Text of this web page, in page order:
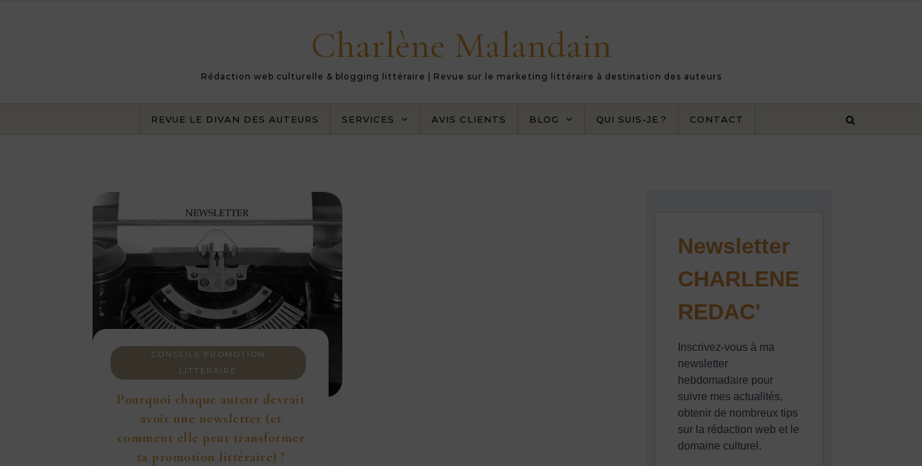
Charlène Malandain
Rédaction web culturelle & blogging littéraire | Revue sur le marketing littéraire à destination des auteurs
REVUE LE DIVAN DES AUTEURS SERVICES AVIS CLIENTS BLOG QUI SUIS-JE ? CONTACT
CONSEILS PROMOTION
LITTÉRAIRE
Pourquoi chaque auteur devrait
avoir une newsletter (et
comment elle peut transformer
ta promotion littéraire) ?
Newsletter
CHARLENE
REDAC'
Inscrivez-vous à ma
newsletter
hebdomadaire pour
suivre mes actualités,
obtenir de nombreux tips
sur la rédaction web et le
domaine culturel.